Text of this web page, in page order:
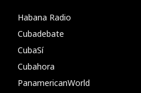
Habana Radio
Cubadebate
CubaSí
Cubahora
PanamericanWorld